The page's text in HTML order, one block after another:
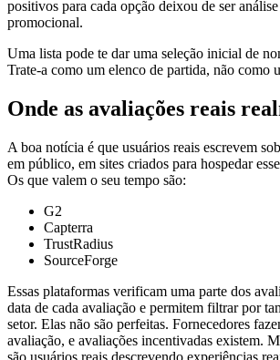
positivos para cada opção deixou de ser
promocional.
Uma lista pode te dar uma seleção inicial de
Trate-a como um elenco de partida, não como
Onde as avaliações reais
A boa notícia é que usuários reais escrevem
em público, em sites criados para hospedar
Os que valem o seu tempo são:
G2
Capterra
TrustRadius
SourceForge
Essas plataformas verificam uma parte dos
data de cada avaliação e permitem filtrar por
setor. Elas não são perfeitas. Fornecedores
avaliação, e avaliações incentivadas existem.
são usuários reais descrevendo experiências